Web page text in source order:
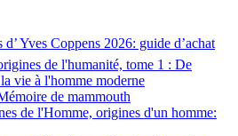
Yves Coppens 2026: guide d’achat
de l'humanité, tome 1 : De
vie à l'homme moderne
de mammouth
de l'Homme, origines d'un homme: